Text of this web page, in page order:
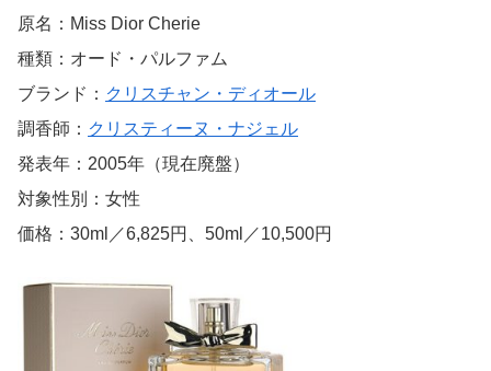
原名：Miss Dior Cherie
種類：オード・パルファム
ブランド： クリスチャン・ディオール
調香師： クリスティーヌ・ナジェル
発表年：2005年（現在廃盤）
対象性別：女性
価格：30ml／6,825円、50ml／10,500円